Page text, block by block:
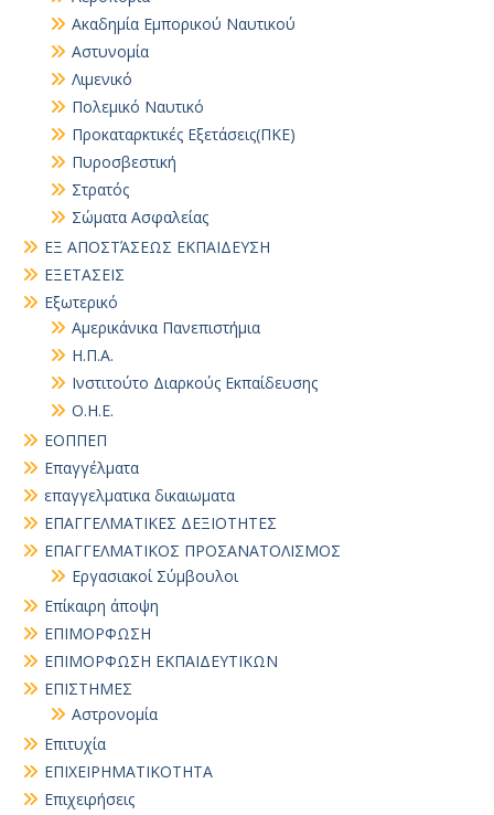
Ακαδημία Εμπορικού Ναυτικού
Αστυνομία
Λιμενικό
Πολεμικό Ναυτικό
Προκαταρκτικές Εξετάσεις(ΠΚΕ)
Πυροσβεστική
Στρατός
Σώματα Ασφαλείας
ΕΞ ΑΠΟΣΤΆΣΕΩΣ ΕΚΠΑΙΔΕΥΣΗ
ΕΞΕΤΑΣΕΙΣ
Εξωτερικό
Αμερικάνικα Πανεπιστήμια
Η.Π.Α.
Ινστιτούτο Διαρκούς Εκπαίδευσης
Ο.Η.Ε.
ΕΟΠΠΕΠ
Επαγγέλματα
επαγγελματικα δικαιωματα
ΕΠΑΓΓΕΛΜΑΤΙΚΕΣ ΔΕΞΙΟΤΗΤΕΣ
ΕΠΑΓΓΕΛΜΑΤΙΚΟΣ ΠΡΟΣΑΝΑΤΟΛΙΣΜΟΣ
Εργασιακοί Σύμβουλοι
Επίκαιρη άποψη
ΕΠΙΜΟΡΦΩΣΗ
ΕΠΙΜΟΡΦΩΣΗ ΕΚΠΑΙΔΕΥΤΙΚΩΝ
ΕΠΙΣΤΗΜΕΣ
Αστρονομία
Επιτυχία
ΕΠΙΧΕΙΡΗΜΑΤΙΚΟΤΗΤΑ
Επιχειρήσεις